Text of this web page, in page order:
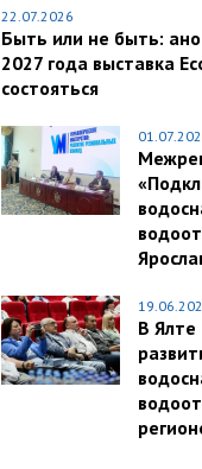
22.07.2026
Быть или не быть:
2027 года выставка
состояться
В Ялте